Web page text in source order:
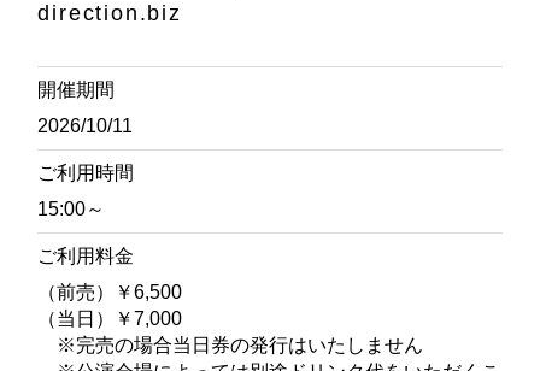
direction.biz
開催期間
2026/10/11
ご利用時間
15:00～
ご利用料金
（前売）￥6,500
（当日）￥7,000
※完売の場合当日券の発行はいたしません